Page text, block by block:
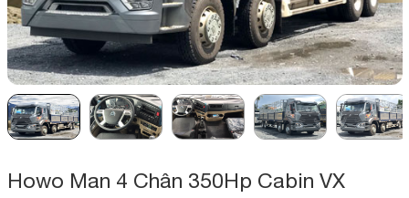
Howo Man 4 Chân 350Hp Cabin VX